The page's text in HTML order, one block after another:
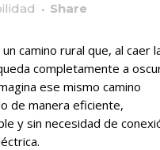
Share
camino rural que, al caer
completamente a
ese mismo camino
de manera eficiente,
y sin necesidad de